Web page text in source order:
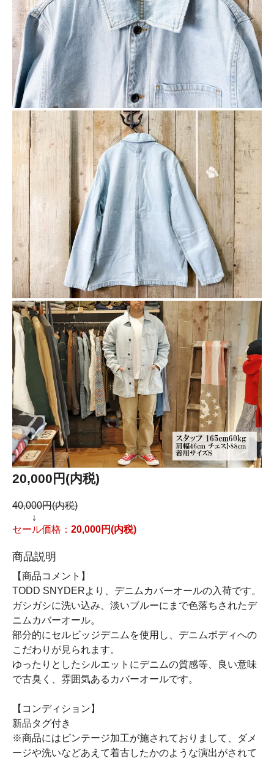
20,000円(内税)
40,000円(内税)
↓
セール価格： 20,000円(内税)
商品説明
【商品コメント】
TODD SNYDERより、デニムカバーオールの入荷です。
ガシガシに洗い込み、淡いブルーにまで色落ちされたデ
ニムカバーオール。
部分的にセルビッジデニムを使用し、デニムボディへの
こだわりが見られます。
ゆったりとしたシルエットにデニムの質感等、良い意味
で古臭く、雰囲気あるカバーオールです。
【コンディション】
新品タグ付き
※商品にはビンテージ加工が施されておりまして、ダメ
ージや洗いなどあえて着古したかのような演出がされて